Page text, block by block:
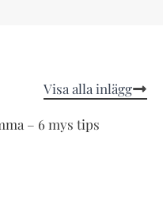
Visa alla inlägg